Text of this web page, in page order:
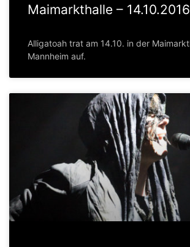
Maimarkthalle – 14.10.2016
Alligatoah trat am 14.10. in der
Mannheim auf.